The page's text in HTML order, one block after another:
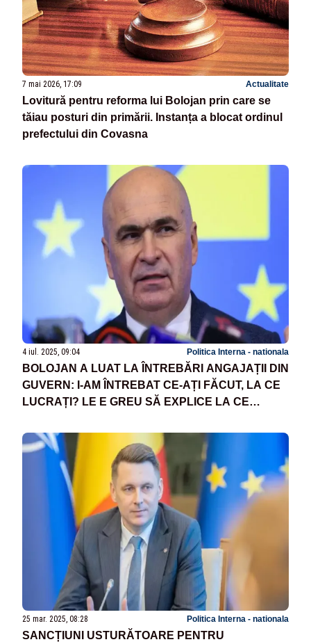
7 mai 2026, 17:09 Actualitate
Lovitură pentru reforma lui Bolojan prin care se
tăiau posturi din primării. Instanța a blocat ordinul
prefectului din Covasna
4 iul. 2025, 09:04 Politica Interna - nationala
BOLOJAN A LUAT LA ÎNTREBĂRI ANGAJAȚII DIN
GUVERN: I-AM ÎNTREBAT CE-AȚI FĂCUT, LA CE
LUCRAȚI? LE E GREU SĂ EXPLICE LA CE
25 mar. 2025, 08:28 Politica Interna - nationala
SANCȚIUNI USTURĂTOARE PENTRU